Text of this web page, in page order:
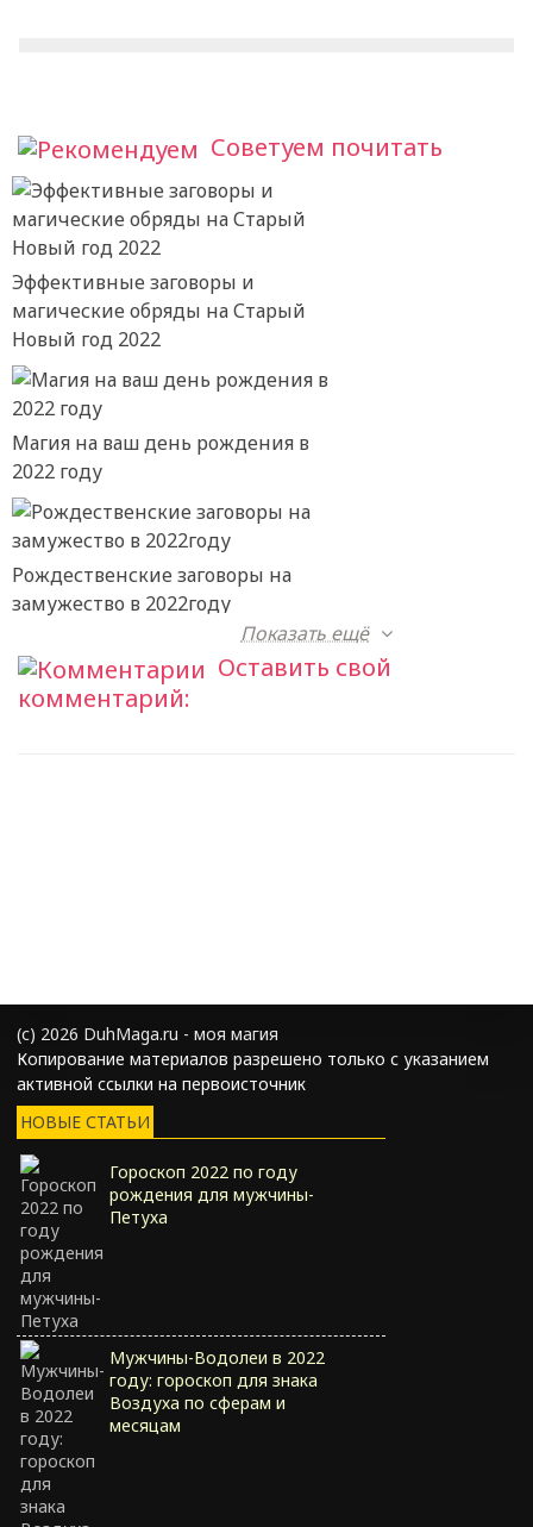
Советуем почитать
Эффективные заговоры и
магические обряды на Старый
Новый год 2022
Магия на ваш день рождения в
2022 году
Рождественские заговоры на
замужество в 2022году
Показать ещё
Оставить свой
комментарий:
(с) 2026 DuhMaga.ru - моя магия
Копирование материалов разрешено только с указанием
активной ссылки на первоисточник
НОВЫЕ СТАТЬИ
Гороскоп 2022 по году
рождения для мужчины-
Петуха
Мужчины-Водолеи в 2022
году: гороскоп для знака
Воздуха по сферам и
месяцам